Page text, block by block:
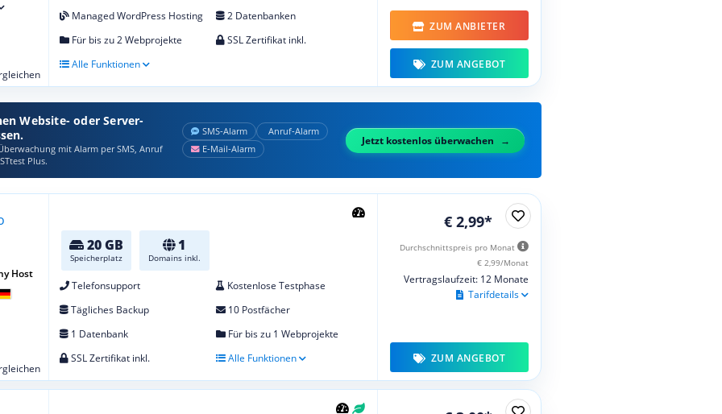
Managed WordPress Hosting
2 Datenbanken
Für bis zu 2 Webprojekte
SSL Zertifikat inkl.
Alle Funktionen
ZUM ANBIETER
ZUM ANGEBOT
Website- oder Server-
mit Alarm per SMS, Anruf
Plus.
SMS‑Alarm
Anruf‑Alarm
E‑Mail‑Alarm
Jetzt kostenlos überwachen
20 GB
Speicherplatz
1
Domains inkl.
Telefonsupport
Kostenlose Testphase
Tägliches Backup
10 Postfächer
1 Datenbank
Für bis zu 1 Webprojekte
SSL Zertifikat inkl.
Alle Funktionen
Host
€ 2,99*
Durchschnittspreis pro Monat
€ 2,99/Monat
Vertragslaufzeit: 12 Monate
Tarifdetails
ZUM ANGEBOT